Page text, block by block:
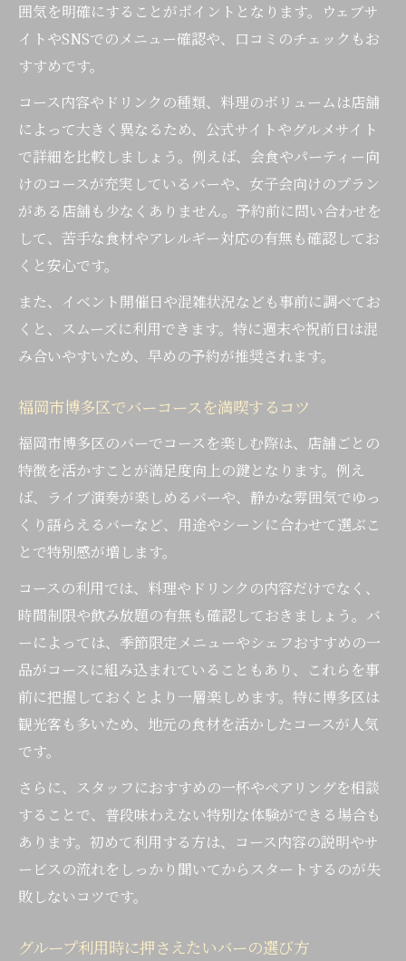
囲気を明確にすることがポイントとなります。ウェブサ
イトやSNSでのメニュー確認や、口コミのチェックもお
すすめです。
コース内容やドリンクの種類、料理のボリュームは店舗
によって大きく異なるため、公式サイトやグルメサイト
で詳細を比較しましょう。例えば、会食やパーティー向
けのコースが充実しているバーや、女子会向けのプラン
がある店舗も少なくありません。予約前に問い合わせを
して、苦手な食材やアレルギー対応の有無も確認してお
くと安心です。
また、イベント開催日や混雑状況なども事前に調べてお
くと、スムーズに利用できます。特に週末や祝前日は混
み合いやすいため、早めの予約が推奨されます。
福岡市博多区でバーコースを満喫するコツ
福岡市博多区のバーでコースを楽しむ際は、店舗ごとの
特徴を活かすことが満足度向上の鍵となります。例え
ば、ライブ演奏が楽しめるバーや、静かな雰囲気でゆっ
くり語らえるバーなど、用途やシーンに合わせて選ぶこ
とで特別感が増します。
コースの利用では、料理やドリンクの内容だけでなく、
時間制限や飲み放題の有無も確認しておきましょう。バ
ーによっては、季節限定メニューやシェフおすすめの一
品がコースに組み込まれていることもあり、これらを事
前に把握しておくとより一層楽しめます。特に博多区は
観光客も多いため、地元の食材を活かしたコースが人気
です。
さらに、スタッフにおすすめの一杯やペアリングを相談
することで、普段味わえない特別な体験ができる場合も
あります。初めて利用する方は、コース内容の説明やサ
ービスの流れをしっかり聞いてからスタートするのが失
敗しないコツです。
グループ利用時に押さえたいバーの選び方